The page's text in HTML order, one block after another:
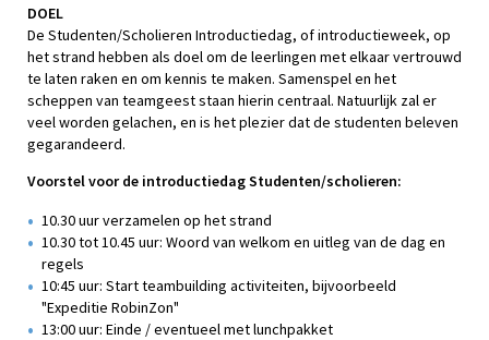
DOEL
De Studenten/Scholieren Introductiedag, of introductieweek, op
het strand hebben als doel om de leerlingen met elkaar vertrouwd
te laten raken en om kennis te maken. Samenspel en het
scheppen van teamgeest staan hierin centraal. Natuurlijk zal er
veel worden gelachen, en is het plezier dat de studenten beleven
gegarandeerd.
Voorstel voor de introductiedag Studenten/scholieren:
10.30 uur verzamelen op het strand
10.30 tot 10.45 uur: Woord van welkom en uitleg van de dag en
regels
10:45 uur: Start teambuilding activiteiten, bijvoorbeeld
"Expeditie RobinZon"
13:00 uur: Einde / eventueel met lunchpakket